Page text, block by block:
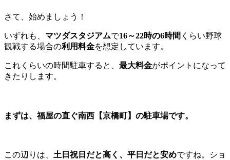
さて、始めましょう！
いずれも、 マツダスタジアムで16～22時の6時間 くらい野球
観戦する場合の利用料金を想定しています。
これくらいの時間駐車すると、 最大料金がポイントになって
きたりします。
まずは、福屋の直ぐ南西【京橋町】 の駐車場です。
この辺りは、 土日祝日だと高く、平日だと安めですね。ショ